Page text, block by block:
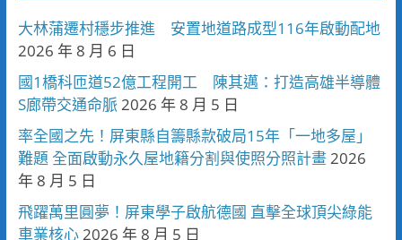
大林蒲遷村穩步推進 安置地道路成型116年啟動配地
2026 年 8 月 6 日
國1橋科匝道52億工程開工 陳其邁：打造高雄半導體
S廊帶交通命脈2026 年 8 月 5 日
率全國之先！屏東縣自籌縣款破局15年「一地多屋」
難題 全面啟動永久屋地籍分割與使照分照計畫2026
年 8 月 5 日
飛躍萬里圓夢！屏東學子啟航德國 直擊全球頂尖綠能
車業核心2026 年 8 月 5 日